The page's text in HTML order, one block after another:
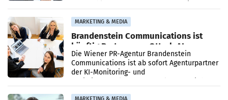
MARKETING & MEDIA
Brandenstein Communications ist
künftig Partner von OtterlyAI
Die Wiener PR-Agentur Brandenstein
Communications ist ab sofort Agenturpartner
der KI-Monitoring- und